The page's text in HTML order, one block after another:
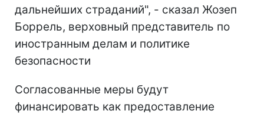
дальнейших страданий", - сказал Жозеп
Боррель, верховный представитель по
иностранным делам и политике
безопасности
Согласованные меры будут
финансировать как предоставление